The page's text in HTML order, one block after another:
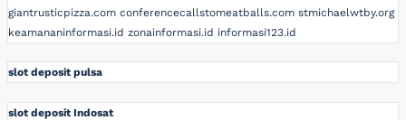
giantrusticpizza.com conferencecallstomeatballs.com stmichaelwtby.org
keamananinformasi.id zonainformasi.id informasi123.id
slot deposit pulsa
slot deposit Indosat